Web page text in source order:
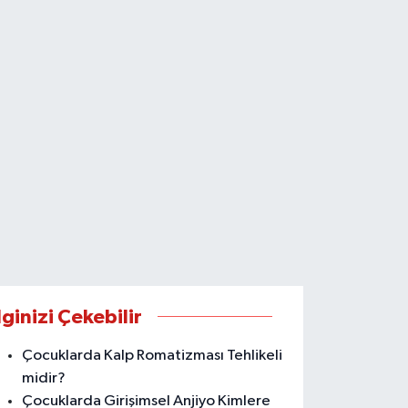
Çekebilir
Çocuklarda Kalp Romatizması Tehlikeli
midir?
Çocuklarda Girişimsel Anjiyo Kimlere